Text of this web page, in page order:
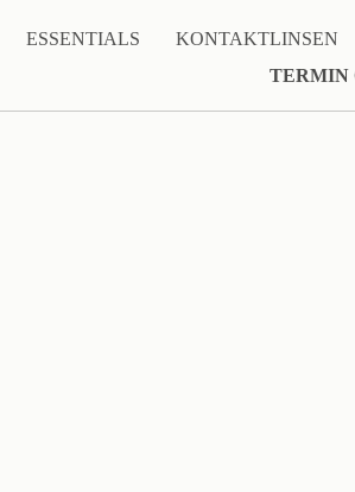
ESSENTIALS KONTAKTLINSEN
TERMIN